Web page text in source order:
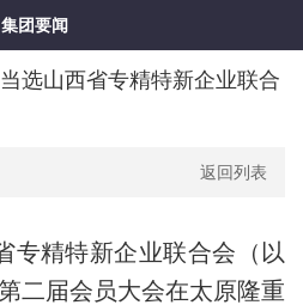
集团要闻
选山西省专精特新企业联合
返回列表
专精特新企业联合会（以
二届会员大会在太原隆重